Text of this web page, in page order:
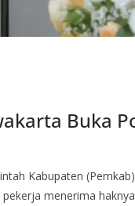
Buka
Kabupaten
menerima